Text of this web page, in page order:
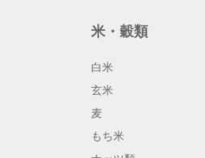
米・穀類
白米
玄米
麦
もち米